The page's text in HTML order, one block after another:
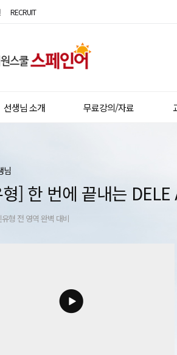
RECRUIT
선생님 소개 무료강의/자료
님
] 한 번에 끝내는 DELE
유형 전 영역 완벽 대비